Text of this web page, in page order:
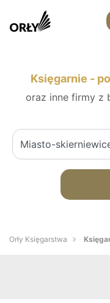
Księgarnie -
oraz inne firmy z
Orły Księgarstwa